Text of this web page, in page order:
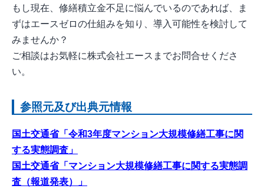
もし現在、修繕積立金不足に悩んでいるのであれば、ま
ずはエースゼロの仕組みを知り、導入可能性を検討して
みませんか？
ご相談はお気軽に株式会社エースまでお問合せくださ
い。
参照元及び出典元情報
国土交通省「令和3年度マンション大規模修繕工事に関
する実態調査」
国土交通省「マンション大規模修繕工事に関する実態調
査（報道発表）」